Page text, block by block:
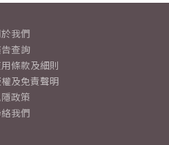
我們
查詢
條款及細則
及免責聲明
政策
我們